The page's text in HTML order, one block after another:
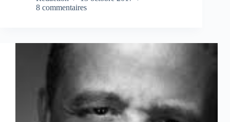
8 commentaires